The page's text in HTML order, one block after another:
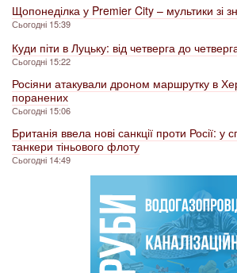
Щопонеділка у Premier City – мультики зі
Сьогодні 15:39
Куди піти в Луцьку: від четверга до
Сьогодні 15:22
Росіяни атакували дроном маршрутку в
поранених
Сьогодні 15:06
Британія ввела нові санкції проти Росії: у
танкери тіньового флоту
Сьогодні 14:49